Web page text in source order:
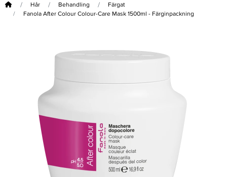
Hem Hår Behandling
Färgat
Fanola After Colour Colour-Care Mask 1500ml - Färginpackning
Maria Nila Head & Heal Shampoo 1000ml - Schampo